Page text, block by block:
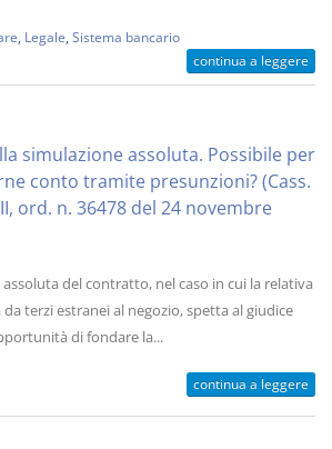
Legale Sistema bancario
continua a leggere
simulazione assoluta. Possibile per
conto tramite presunzioni? (Cass.
II, ord. n. 36478 del 24 novembre
del contratto, nel caso in cui la relativa
terzi estranei al negozio, spetta al giudice
di fondare la...
continua a leggere